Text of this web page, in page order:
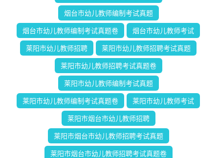
烟台市幼儿教师编制考试真题
烟台市幼儿教师编制考试真题卷 烟台市幼儿教师考试
莱阳市幼儿教师招聘 莱阳市幼儿教师招聘考试真题
莱阳市幼儿教师招聘考试真题卷
莱阳市幼儿教师编制考试真题
莱阳市幼儿教师编制考试真题卷 莱阳市幼儿教师考试
莱阳市烟台市幼儿教师招聘
莱阳市烟台市幼儿教师招聘考试真题
莱阳市烟台市幼儿教师招聘考试真题卷